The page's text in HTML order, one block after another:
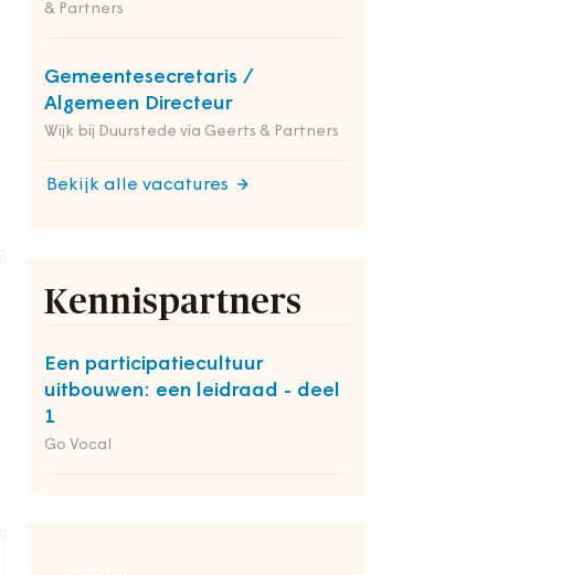
& Partners
Gemeentesecretaris /
Algemeen Directeur
Wijk bij Duurstede via Geerts & Partners
Bekijk alle vacatures
Kennispartners
Een participatiecultuur
uitbouwen: een leidraad - deel
1
Go Vocal